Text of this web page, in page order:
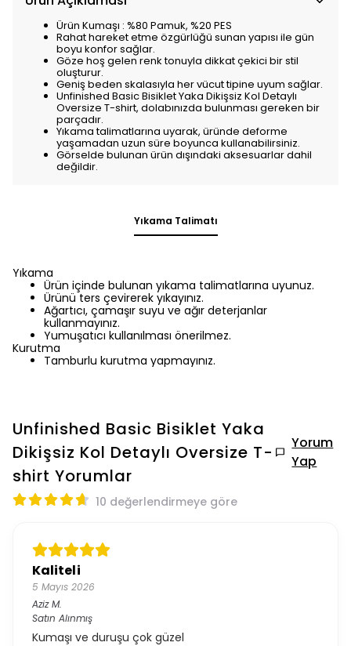
Ürün Kumaşı : %80 Pamuk, %20 PES
Rahat hareket etme özgürlüğü sunan yapısı ile gün
boyu konfor sağlar.
Göze hoş gelen renk tonuyla dikkat çekici bir stil
oluşturur.
Geniş beden skalasıyla her vücut tipine uyum sağlar.
Unfinished Basic Bisiklet Yaka Dikişsiz Kol Detaylı
Oversize T-shirt, dolabınızda bulunması gereken bir
parçadır.
Yıkama talimatlarına uyarak, üründe deforme
yaşamadan uzun süre boyunca kullanabilirsiniz.
Görselde bulunan ürün dışındaki aksesuarlar dahil
değildir.
Yıkama Talimatı
Yıkama
Ürün içinde bulunan yıkama talimatlarına uyunuz.
Ürünü ters çevirerek yıkayınız.
Ağartıcı, çamaşır suyu ve ağır deterjanlar
kullanmayınız.
Yumuşatıcı kullanılması önerilmez.
Kurutma
Tamburlu kurutma yapmayınız.
Unfinished Basic Bisiklet Yaka
Dikişsiz Kol Detaylı Oversize T-
shirt Yorumlar
Yorum
Yap
10 değerlendirmeye göre
Kaliteli
5 Mayıs 2026
Aziz M.
Satın Alınmış
Kumaşı ve duruşu çok güzel